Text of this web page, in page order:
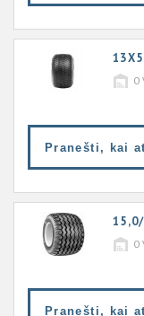
0
Pranešti, kai
0
Pranešti, kai